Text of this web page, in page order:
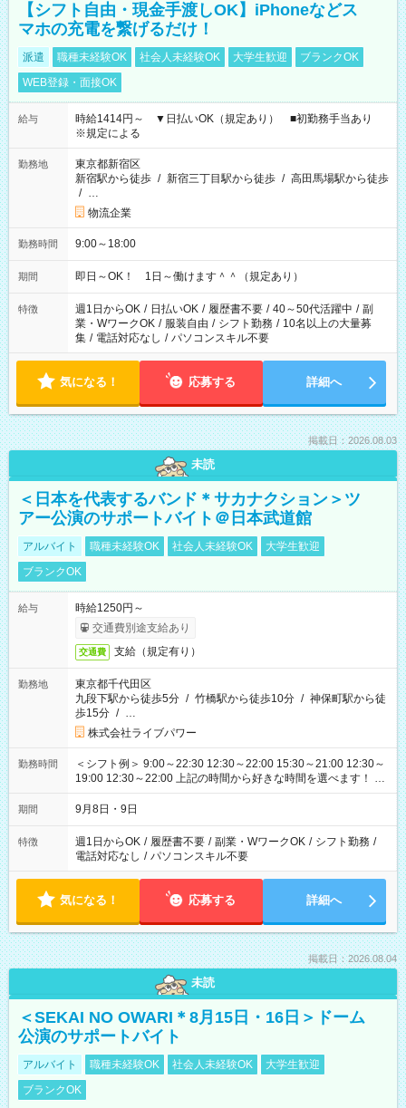
【シフト自由・現金手渡しOK】iPhoneなどス
マホの充電を繋げるだけ！
派遣 職種未経験OK 社会人未経験OK 大学生歓迎
ブランクOK
WEB登録・面接OK
給与
時給1414円～ ▼日払いOK（規定あり） ■初勤務手当あり
※規定による
勤務地
東京都新宿区
新宿駅から徒歩 / 新宿三丁目駅から徒歩 / 高田馬場駅から徒歩
/ …
物流企業
勤務時間 9:00～18:00
期間 即日～OK！ 1日～働けます＾＾（規定あり）
特徴 週1日からOK / 日払いOK / 履歴書不要 / 40～50代活躍中 / 副
業・WワークOK / 服装自由 / シフト勤務 / 10名以上の大量募
集 / 電話対応なし / パソコンスキル不要
気になる！ 応募する 詳細へ
掲載日：2026.08.03
未読
＜日本を代表するバンド＊サカナクション＞ツ
アー公演のサポートバイト＠日本武道館
アルバイト 職種未経験OK 社会人未経験OK
大学生歓迎
ブランクOK
給与
時給1250円～
交通費別途支給あり
交通費 支給（規定有り）
勤務地
東京都千代田区
九段下駅から徒歩5分 / 竹橋駅から徒歩10分 / 神保町駅から徒
歩15分 / …
株式会社ライブパワー
勤務時間
＜シフト例＞ 9:00～22:30 12:30～22:00 15:30～21:00 12:30～
19:00 12:30～22:00 上記の時間から好きな時間を選べます！ ※
時間は変更となる可能性があります
期間 9月8日・9日
特徴 週1日からOK / 履歴書不要 / 副業・WワークOK / シフト勤務 /
電話対応なし / パソコンスキル不要
気になる！ 応募する 詳細へ
掲載日：2026.08.04
未読
＜SEKAI NO OWARI＊8月15日・16日＞ドーム
公演のサポートバイト
アルバイト 職種未経験OK 社会人未経験OK
大学生歓迎
ブランクOK